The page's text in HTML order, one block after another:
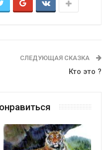
СЛЕДУЮЩАЯ СКАЗКА
Кто это ?